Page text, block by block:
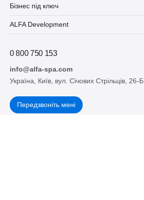
Бізнес під ключ
ALFA Development
0 800 750 153
info@alfa-spa.com
Україна, Київ, вул. Січових Стрільців, 26-Б
Передзвоніть мені